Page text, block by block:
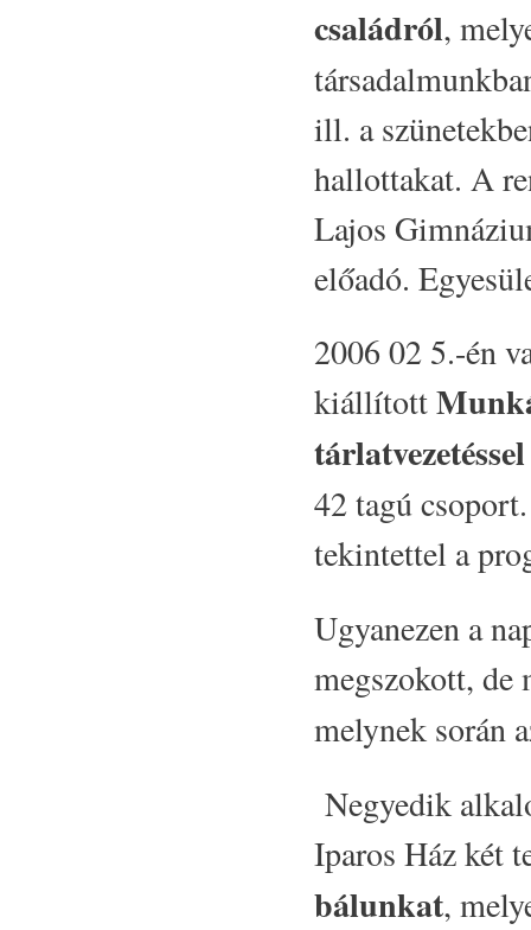
családról,
ill. a
hallottakat. A
Lajos
előadó.
2006 02 5.-én
kiállított
tárlatvezetéssel
42 tagú
tekintettel a
Ugyanezen a
megszokott, de
melynek során
Negyedik
Iparos Ház két
bálunkat,